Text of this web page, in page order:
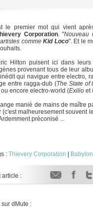
le premier mot qui vient
Corporation. "Nouveau
commeKid Loco". Et le
Hilton puisent ici dans
provenant tous de leur
qui navigue entre electro,
entre ragga-dub (The State of
ou encore electro-world (Exilio et
manié de mains de maître
malheuresement souvent
préconisé ...
: Thievery Corporation
article :
dMute :